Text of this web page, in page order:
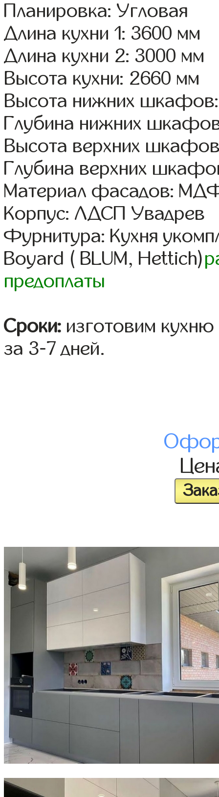
Планировка: Угловая
Длина кухни 1: 3600 мм
Длина кухни 2: 3000 мм
Высота кухни: 2660 мм
Высота нижних
Глубина нижних
Высота верхних
Глубина верхних
Материал фасадов:
Корпус: ЛДСП Увадрев
Фурнитура: Кухня
Boyard ( BLUM, Hettich)
предоплаты
Сроки: изготовим
за 3-7 дней.